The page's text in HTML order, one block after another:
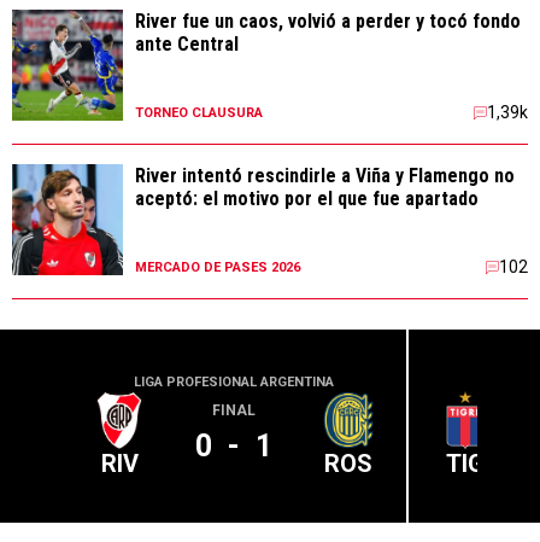
River fue un caos, volvió a perder y tocó fondo
ante Central
TORNEO CLAUSURA 1,39k
River intentó rescindirle a Viña y Flamengo no
aceptó: el motivo por el que fue apartado
MERCADO DE PASES 2026 102
LIGA PROFESIONAL ARGENTINA
RIV
FINAL
0 - 1 ROS TIG